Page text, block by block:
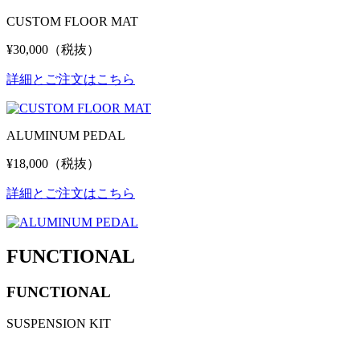
CUSTOM FLOOR MAT
¥30,000（税抜）
詳細とご注文はこちら
ALUMINUM PEDAL
¥18,000（税抜）
詳細とご注文はこちら
FUNCTIONAL
FUNCTIONAL
SUSPENSION KIT